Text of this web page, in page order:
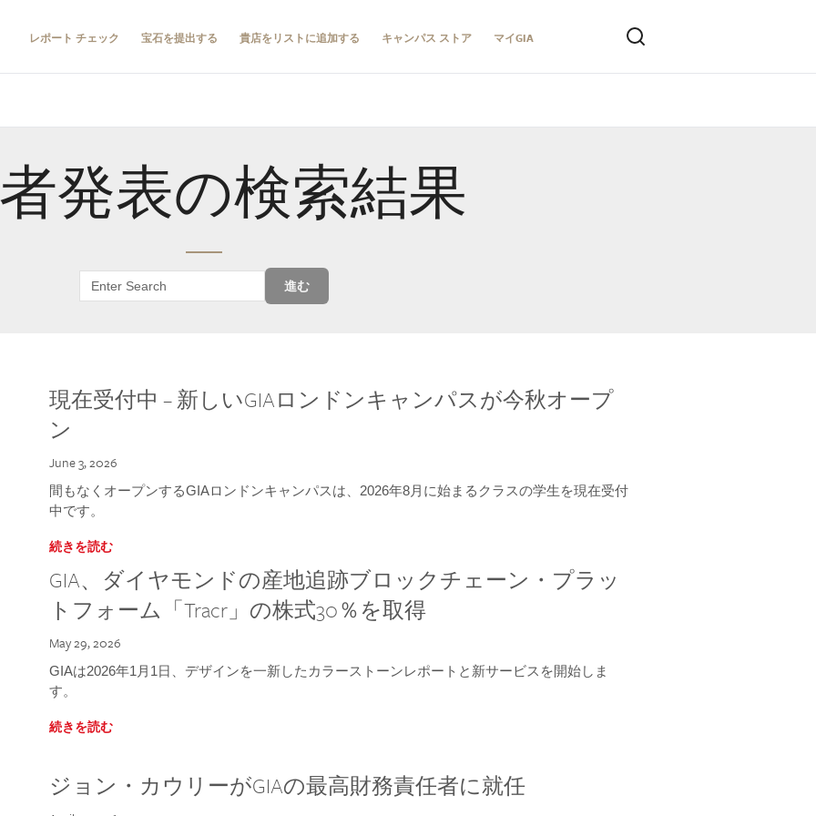
レポート チェック 宝石を提出する 貴店をリストに追加する キャンパス ストア マイGIA
発表の検索結果
進む
現在受付中 – 新しいGIAロンドンキャンパスが今秋オープ
ン
June 3, 2026
間もなくオープンするGIAロンドンキャンパスは、2026年8月に始まるクラスの学生を現在受付
中です。
続きを読む
GIA、ダイヤモンドの産地追跡ブロックチェーン・プラッ
トフォーム「Tracr」の株式30％を取得
May 29, 2026
GIAは2026年1月1日、デザインを一新したカラーストーンレポートと新サービスを開始しま
す。
続きを読む
ジョン・カウリーがGIAの最高財務責任者に就任